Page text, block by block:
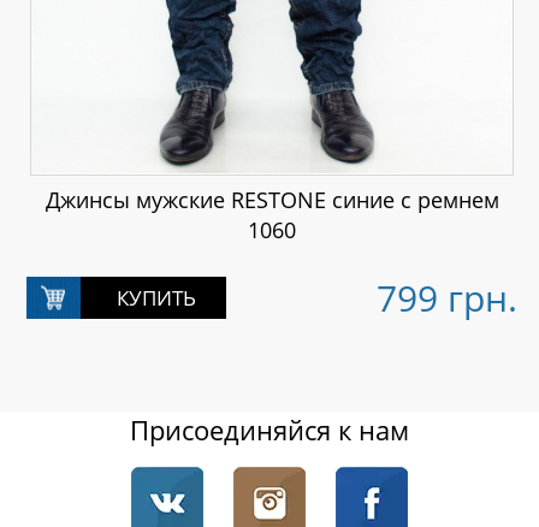
Джинсы мужские RESTONE синие с ремнем
1060
799 грн.
Присоединяйся к нам